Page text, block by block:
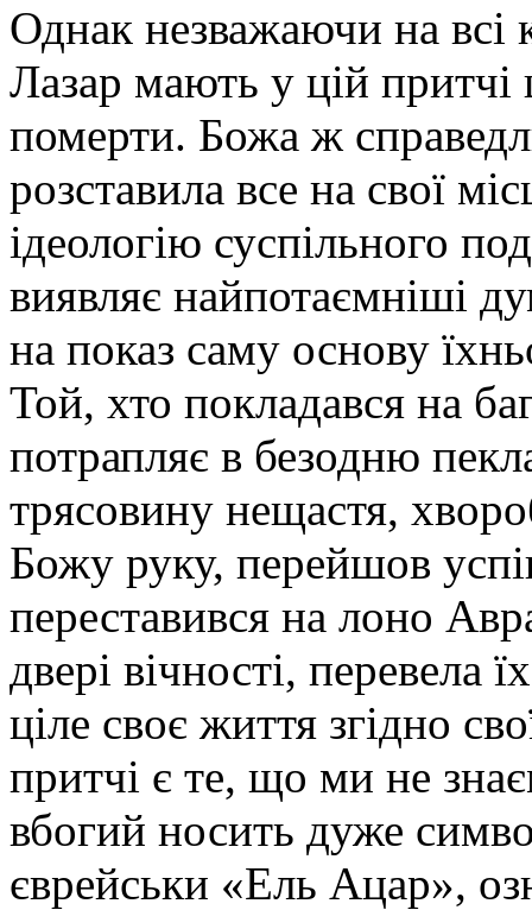
Однак незважаючи на всі
Лазар мають у цій
померти. Божа ж
розставила все на свої
ідеологію суспільного
виявляє найпотаємніші
на показ саму основу
Той, хто покладався на
потрапляє в безодню
трясовину нещастя,
Божу руку, перейшов
переставився на лоно
двері вічності, перевела
ціле своє життя згідно
притчі є те, що ми не
вбогий носить дуже
єврейськи «Ель Ацар»,